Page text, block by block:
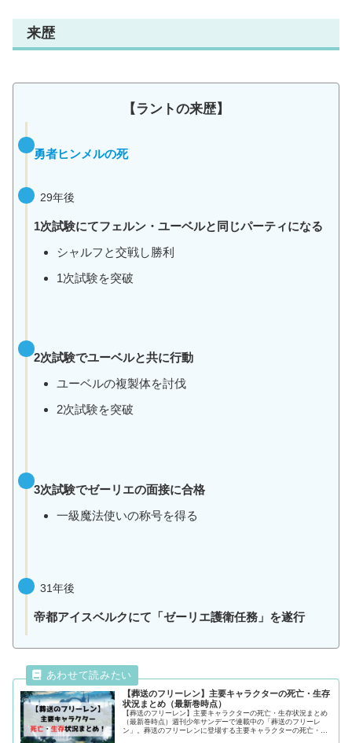
来歴
【ラントの来歴】
勇者ヒンメルの死
29年後
1次試験にてフェルン・ユーベルと同じパーティになる
シャルフと交戦し勝利
1次試験を突破
2次試験でユーベルと共に行動
ユーベルの複製体を討伐
2次試験を突破
3次試験でゼーリエの面接に合格
一級魔法使いの称号を得る
31年後
帝都アイスベルクにて「ゼーリエ護衛任務」を遂行
【葬送のフリーレン】主要キャラクターの死亡・生存
状況まとめ（最新巻時点）
【葬送のフリーレン】主要キャラクターの死亡・生存状況まとめ
（最新巻時点）週刊少年サンデーで連載中の「葬送のフリーレ
ン」。葬送のフリーレンに登場する主要キャラクターの死亡・生